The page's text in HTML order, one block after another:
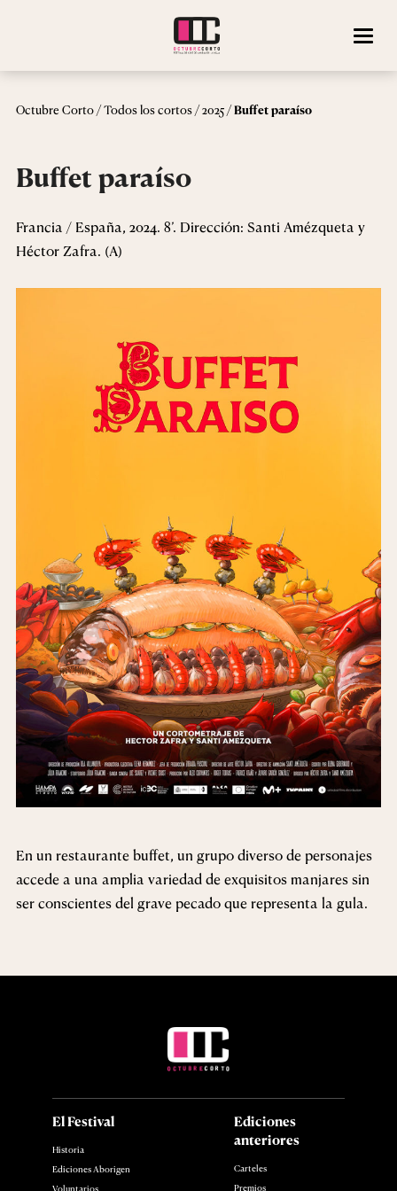
Octubre Corto/Todos los cortos/2025/Buffet paraíso
Buffet paraíso
Francia / España, 2024. 8’. Dirección: Santi Amézqueta y
Héctor Zafra. (A)
En un restaurante buffet, un grupo diverso de personajes
accede a una amplia variedad de exquisitos manjares sin
ser conscientes del grave pecado que representa la gula.
El Festival
Historia
Ediciones Aborigen
Voluntarios
Ediciones
anteriores
Carteles
Premios